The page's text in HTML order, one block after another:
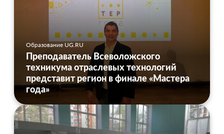
Образование UG.RU
Преподаватель Всеволожского
техникума отраслевых технологий
представит регион в финале «Мастера
года»